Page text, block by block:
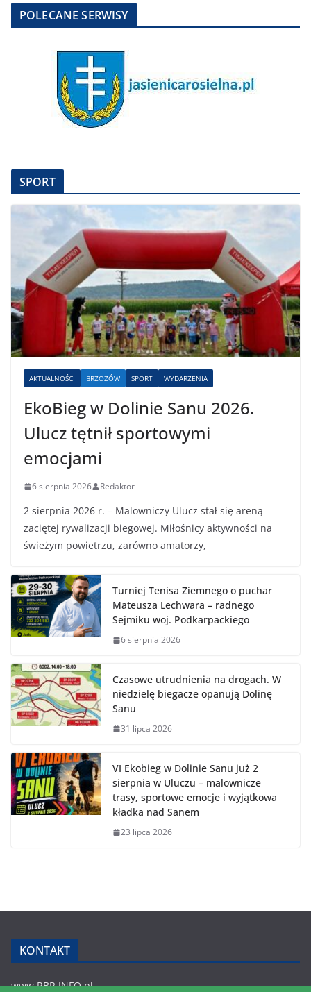
POLECANE SERWISY
SPORT
AKTUALNOŚCI BRZOZÓW SPORT WYDARZENIA
EkoBieg w Dolinie Sanu 2026.
Ulucz tętnił sportowymi
emocjami
6 sierpnia 2026 Redaktor
2 sierpnia 2026 r. – Malowniczy Ulucz stał się areną
zaciętej rywalizacji biegowej. Miłośnicy aktywności na
świeżym powietrzu, zarówno amatorzy,
Turniej Tenisa Ziemnego o puchar
Mateusza Lechwara – radnego
Sejmiku woj. Podkarpackiego
6 sierpnia 2026
Czasowe utrudnienia na drogach. W
niedzielę biegacze opanują Dolinę
Sanu
31 lipca 2026
VI Ekobieg w Dolinie Sanu już 2
sierpnia w Uluczu – malownicze
trasy, sportowe emocje i wyjątkowa
kładka nad Sanem
23 lipca 2026
KONTAKT
www.RBR.INFO.pl